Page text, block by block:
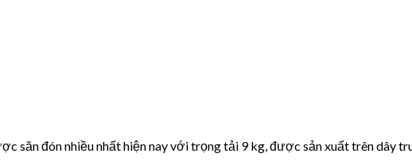
săn đón nhiều nhất hiện nay với trọng tải 9 kg, được sản xuất trên dây